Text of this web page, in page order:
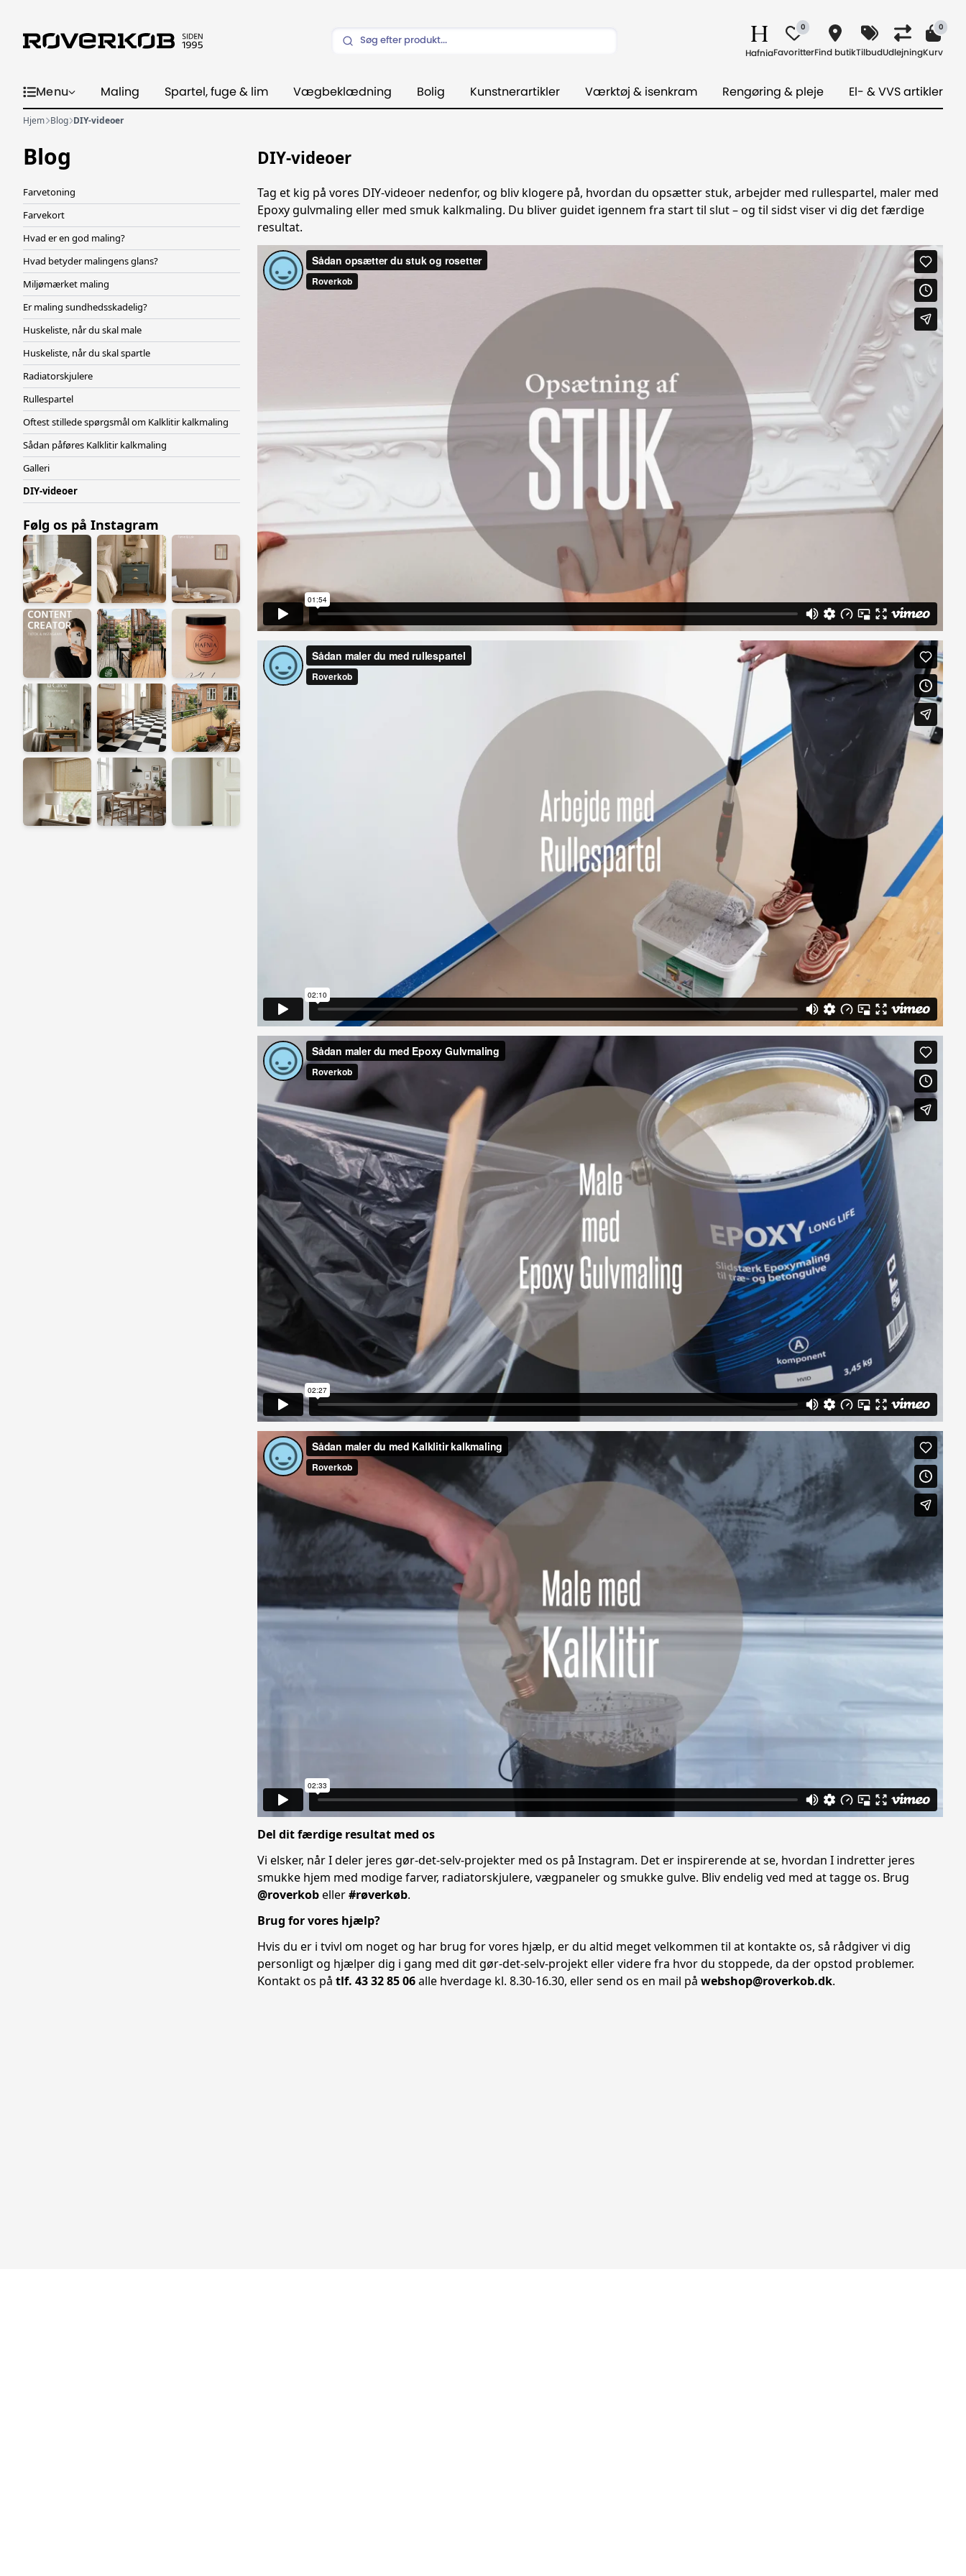
Hafnia
0
FavoritterFind butikTilbudUdlejning
0
Kurv
Menu Maling Spartel, fuge & lim Vægbeklædning Bolig Kunstnerartikler Værktøj & isenkram Rengøring & pleje El- & VVS artikler
Hjem Blog DIY-videoer
Blog
Farvetoning
Farvekort
Hvad er en god maling?
Hvad betyder malingens glans?
Miljømærket maling
Er maling sundhedsskadelig?
Huskeliste, når du skal male
Huskeliste, når du skal spartle
Radiatorskjulere
Rullespartel
Oftest stillede spørgsmål om Kalklitir kalkmaling
Sådan påføres Kalklitir kalkmaling
Galleri
DIY-videoer
Følg os på Instagram
DIY-videoer
Tag et kig på vores DIY-videoer nedenfor, og bliv klogere på, hvordan du opsætter stuk, arbejder med rullespartel, maler med
Epoxy gulvmaling eller med smuk kalkmaling. Du bliver guidet igennem fra start til slut–og til sidst viser vi dig det færdige
resultat.
Del dit færdige resultat med os
Vi elsker, når I deler jeres gør-det-selv-projekter med os på Instagram. Det er inspirerende at se, hvordan I indretter jeres
smukke hjem med modige farver, radiatorskjulere, vægpaneler og smukke gulve. Bliv endelig ved med at tagge os. Brug
@roverkobeller#røverkøb.
Brug for vores hjælp?
Hvis du er i tvivl om noget og har brug for vores hjælp, er du altid meget velkommen til at kontakte os, så rådgiver vi dig
personligt og hjælper dig i gang med dit gør-det-selv-projekt eller videre fra hvor du stoppede, da der opstod problemer.
Kontakt os på tlf. 43 32 85 06alle hverdage kl. 8.30-16.30, eller send os en mail på webshop@roverkob.dk.